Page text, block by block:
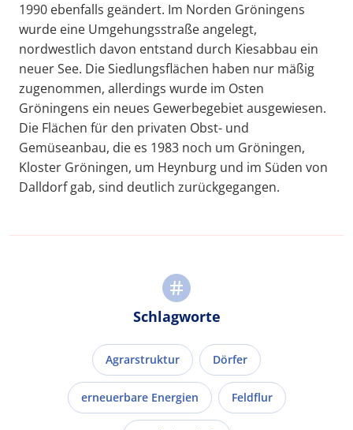
1990 ebenfalls geändert. Im Norden Gröningens
wurde eine Umgehungsstraße angelegt,
nordwestlich davon entstand durch Kiesabbau ein
neuer See. Die Siedlungsflächen haben nur mäßig
zugenommen, allerdings wurde im Osten
Gröningens ein neues Gewerbegebiet ausgewiesen.
Die Flächen für den privaten Obst- und
Gemüseanbau, die es 1983 noch um Gröningen,
Kloster Gröningen, um Heynburg und im Süden von
Dalldorf gab, sind deutlich zurückgegangen.
Schlagworte
Agrarstruktur Dörfer
erneuerbare Energien Feldflur